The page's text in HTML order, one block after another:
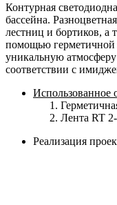
Контурная
бассейна.
лестниц и бортиков, а
помощью герметичной
уникальную
соответствии с
Использованное
Лента RT
Реализация